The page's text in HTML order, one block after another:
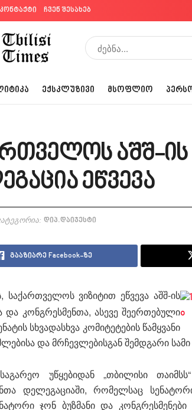
კონტაქტი ჩვენ შესახებ
ᲔᲥᲡᲙᲚᲣᲖᲘᲕᲘ ᲛᲡᲝᲤᲚᲘᲝ
აშშ-
ეწვევა
დიპ.დაიჯესტი
გააზიარე Facebook-ზე
საქართველოს ვიზიტით ეწვევა აშშ-ის
და კონგრესმენთა, ასევე შეერთებული
სხვადასხვა კომიტეტების წამყვანი
და მრჩევლებისგან შემდგარი
უწყებიდან „თბილისი
დელეგაციაში, რომელსაც
ჯონ ბუზმანი და